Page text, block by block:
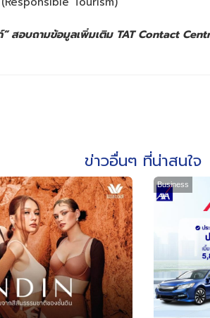
”สอบถามข้อมูลเพิ่มเติม TAT Contact
ข่าวอื่นๆ ที่น่าสนใจ
Business